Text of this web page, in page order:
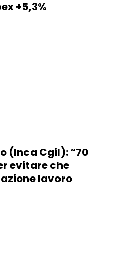
+5,3%
(Inca Cgil): “70
evitare che
lavoro